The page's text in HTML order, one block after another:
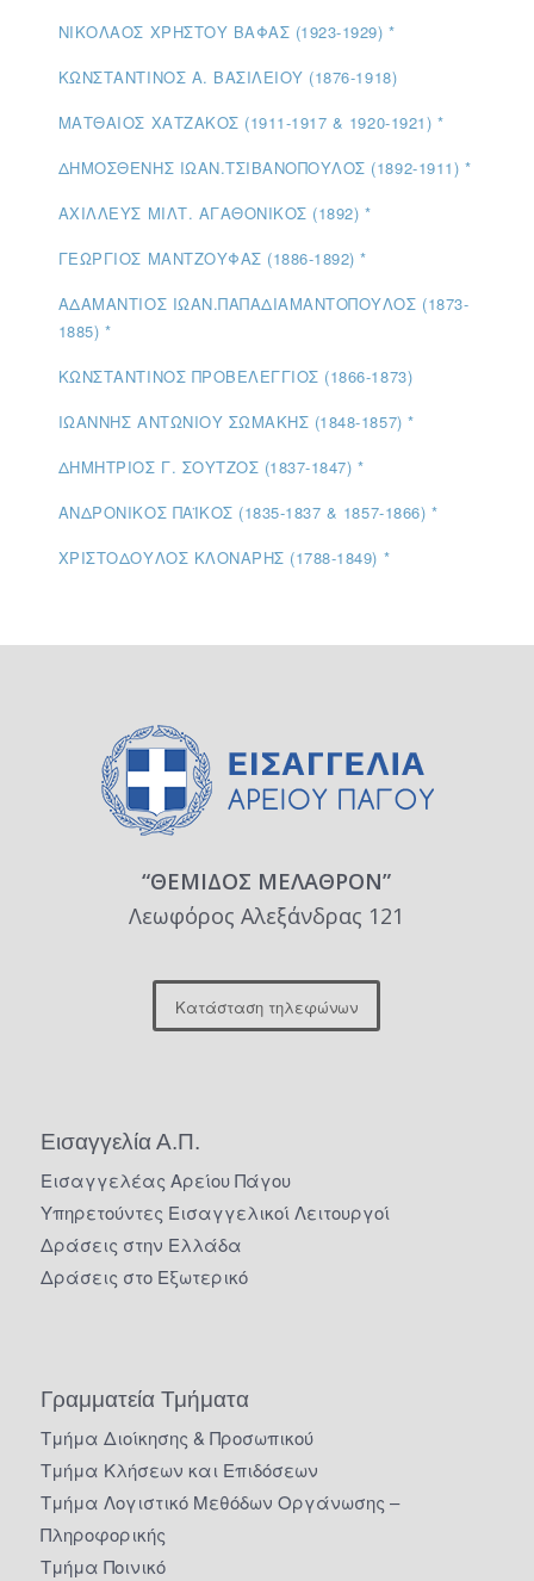
ΝΙΚΟΛΑΟΣ ΧΡΗΣΤΟΥ ΒΑΦΑΣ (1923-1929) *
ΚΩΝΣΤΑΝΤΙΝΟΣ Α. ΒΑΣΙΛΕΙΟΥ (1876-1918)
ΜΑΤΘΑΙΟΣ ΧΑΤΖΑΚΟΣ (1911-1917 & 1920-1921) *
ΔΗΜΟΣΘΕΝΗΣ ΙΩΑΝ.ΤΣΙΒΑΝΟΠΟΥΛΟΣ (1892-1911) *
ΑΧΙΛΛΕΥΣ ΜΙΛΤ. ΑΓΑΘΟΝΙΚΟΣ (1892) *
ΓΕΩΡΓΙΟΣ ΜΑΝΤΖΟΥΦΑΣ (1886-1892) *
ΑΔΑΜΑΝΤΙΟΣ ΙΩΑΝ.ΠΑΠΑΔΙΑΜΑΝΤΟΠΟΥΛΟΣ (1873-
1885) *
ΚΩΝΣΤΑΝΤΙΝΟΣ ΠΡΟΒΕΛΕΓΓΙΟΣ (1866-1873)
ΙΩΑΝΝΗΣ ΑΝΤΩΝΙΟΥ ΣΩΜΑΚΗΣ (1848-1857) *
ΔΗΜΗΤΡΙΟΣ Γ. ΣΟΥΤΖΟΣ (1837-1847) *
ΑΝΔΡΟΝΙΚΟΣ ΠΑΪΚΟΣ (1835-1837 & 1857-1866) *
ΧΡΙΣΤΟΔΟΥΛΟΣ ΚΛΟΝΑΡΗΣ (1788-1849) *
“ΘΕΜΙΔΟΣ ΜΕΛΑΘΡΟΝ”
Λεωφόρος Αλεξάνδρας 121
Κατάσταση τηλεφώνων
Εισαγγελία Α.Π.
Εισαγγελέας Αρείου Πάγου
Υπηρετούντες Εισαγγελικοί Λειτουργοί
Δράσεις στην Ελλάδα
Δράσεις στο Εξωτερικό
Γραμματεία Τμήματα
Τμήμα Διοίκησης & Προσωπικού
Τμήμα Κλήσεων και Επιδόσεων
Τμήμα Λογιστικό Μεθόδων Οργάνωσης –
Πληροφορικής
Τμήμα Ποινικό